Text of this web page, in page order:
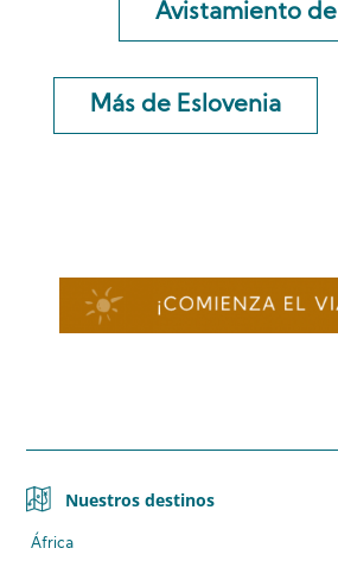
Avistamiento
Más de Eslovenia
Nuestros destinos
África